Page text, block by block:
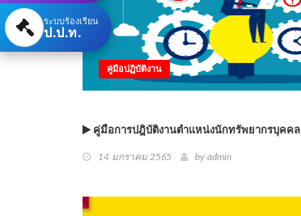
คู่มือปฏิบัติงาน
คู่มือการปฎิบัติงานตำแหน่งนักทรัพยากรบุคคล
14 มกราคม 2565 by admin
ระบบร้องเรียน
ป.ป.ท.